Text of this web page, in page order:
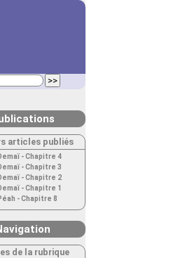
articles publiés
- Chapitre 4
- Chapitre 3
- Chapitre 2
- Chapitre 1
- Chapitre 8
de la rubrique